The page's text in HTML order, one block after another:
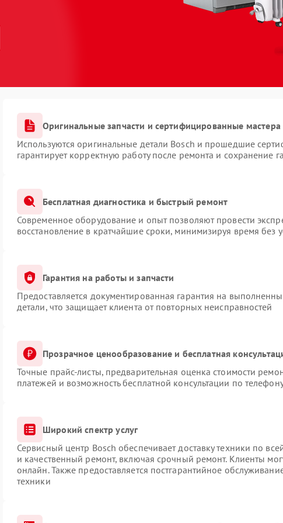
Оригинальные запчасти и сертифицированные мастера
Используются оригинальные детали Bosch и прошедшие
гарантирует корректную работу после ремонта и сохранение
Бесплатная диагностика и быстрый ремонт
Современное оборудование и опыт позволяют провести
восстановление в кратчайшие сроки, минимизируя время без
Гарантия на работы и запчасти
Предоставляется документированная гарантия на
детали, что защищает клиента от повторных неисправностей
Прозрачное ценообразование и бесплатная
Точные прайс-листы, предварительная оценка стоимости
платежей и возможность бесплатной консультации по
Широкий спектр услуг
Сервисный центр Bosch обеспечивает доставку техники по
и качественный ремонт, включая срочный ремонт. Клиенты
онлайн. Также предоставляется постгарантийное
техники